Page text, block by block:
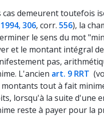
cas demeurent toutefois
1994, 306, corr. 556), la
le sens du mot
et le montant intégral
pas,
L'ancien art. 9 RRT
montants tout à fait
lorsqu'à la suite d'une
reste à payer pour la